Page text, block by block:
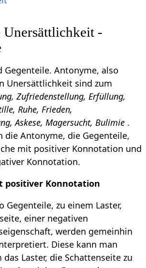
-
Gegenteile. Antonyme, also
Unersättlichkeit sind zum
Zufriedenstellung, Erfüllung,
Ruhe, Frieden,
Askese, Magersucht, Bulimie .
die Antonyme, die Gegenteile,
mit positiver Konnotation und
Konnotation.
positiver Konnotation
Gegenteile, zu einem Laster,
einer negativen
werden gemeinhin
Diese kann man
Laster, die Schattenseite zu